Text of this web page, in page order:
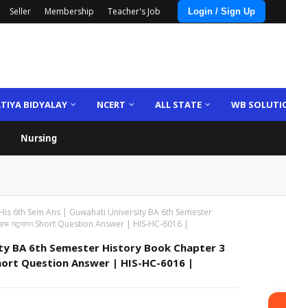
Seller Membership Teacher's Job Login / Sign Up
BIDYALAY NCERT ALL STATE WB
Nursing
6th Sem Ans | Guwahati University BA 6th Semester
আৰু আন্দোলন Short Question Answer | HIS-HC-6016 |
BA 6th Semester History Book Chapter 3
Short Question Answer | HIS-HC-6016 |